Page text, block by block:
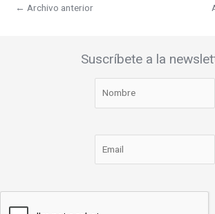
← Archivo anterior
Suscríbete a la